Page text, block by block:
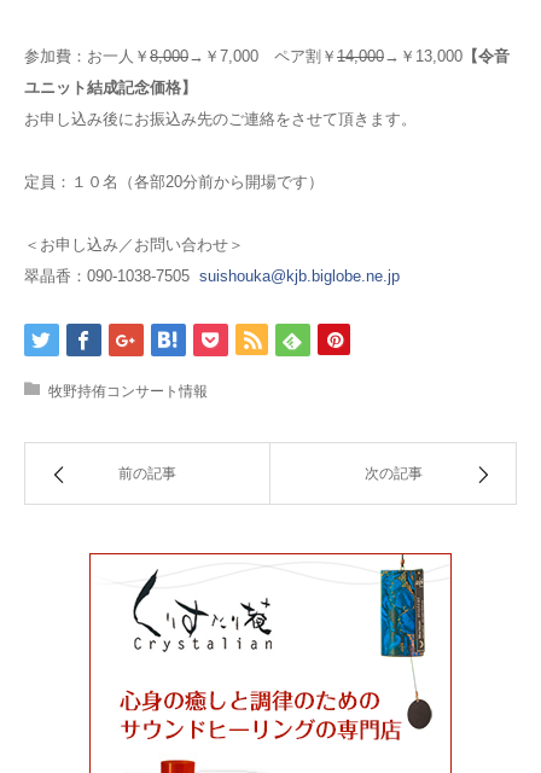
参加費：お一人￥ 8,000→￥7,000 ペア割￥ 14,000→￥13,000 【令音
ユニット結成記念価格】
お申し込み後にお振込み先のご連絡をさせて頂きます。
定員：１０名（各部20分前から開場です）
＜お申し込み／お問い合わせ＞
翠晶香：090-1038-7505 suishouka@kjb.biglobe.ne.jp
牧野持侑コンサート情報
前の記事 次の記事